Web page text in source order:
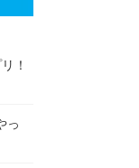
！
っ